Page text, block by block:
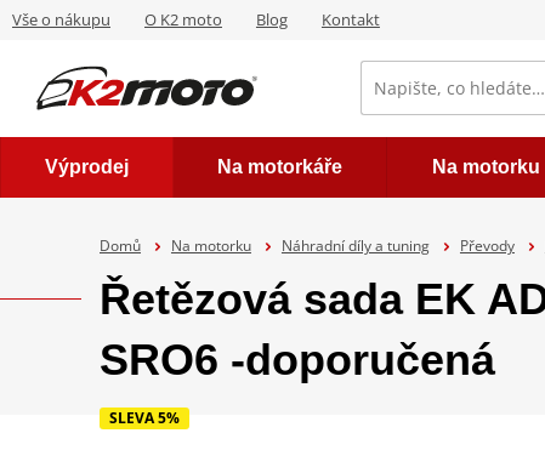
Vše o nákupu O K2 moto Blog Kontakt
Výprodej Na motorkáře Na motorku
Domů Na motorku Náhradní díly a tuning Převody
Řetězová sada EK
SRO6 -doporučená
SLEVA 5%